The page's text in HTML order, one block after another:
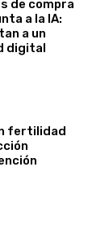
de compra
a la IA:
a un
digital
fertilidad